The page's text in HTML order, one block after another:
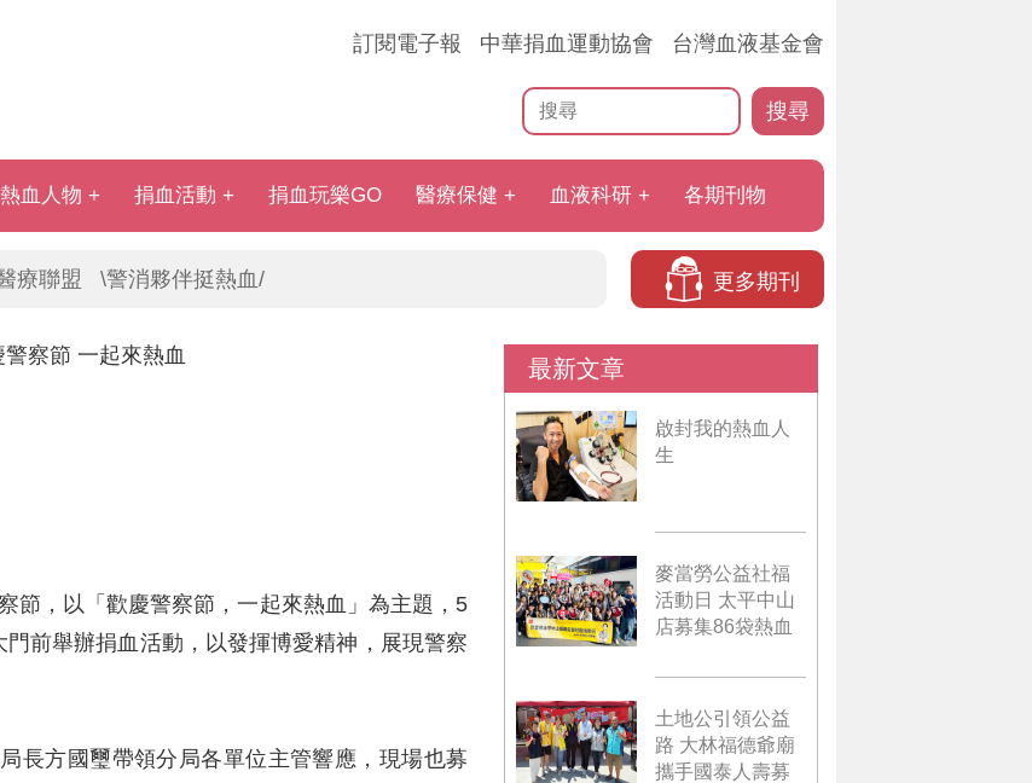
訂閱電子報 中華捐血運動協會 台灣血液基金會
搜尋
熱血人物 捐血活動 捐血玩樂GO 醫療保健 血液科研 各期刊物
療聯盟 \警消夥伴挺熱血/ 更多期刊
警察節 一起來熱血
，以「歡慶警察節，一起來熱血」為主題，5
前舉辦捐血活動，以發揮博愛精神，展現警察
方國璽帶領分局各單位主管響應，現場也募
最新文章
啟封我的熱血人
生
麥當勞公益社福
活動日 太平中山
店募集86袋熱血
土地公引領公益
路 大林福德爺廟
攜手國泰人壽募